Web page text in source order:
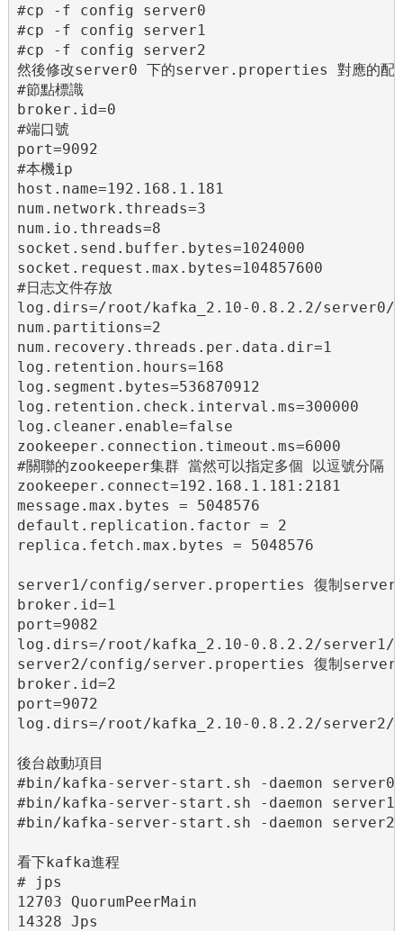
#cp -f config server0
#cp -f config server1
#cp -f config server2
然後修改server0 下的server.properties 對應的配
#節點標識
broker.id=0
#端口號
port=9092
#本機ip
host.name=192.168.1.181
num.network.threads=3
num.io.threads=8
socket.send.buffer.bytes=1024000
socket.request.max.bytes=104857600
#日志文件存放
log.dirs=/root/kafka_2.10-0.8.2.2/server0/
num.partitions=2
num.recovery.threads.per.data.dir=1
log.retention.hours=168
log.segment.bytes=536870912
log.retention.check.interval.ms=300000
log.cleaner.enable=false
zookeeper.connection.timeout.ms=6000
#關聯的zookeeper集群 當然可以指定多個 以逗號分隔
zookeeper.connect=192.168.1.181:2181
message.max.bytes = 5048576
default.replication.factor = 2
replica.fetch.max.bytes = 5048576
server1/config/server.properties 復制server0
broker.id=1
port=9082
log.dirs=/root/kafka_2.10-0.8.2.2/server1/
server2/config/server.properties 復制server0
broker.id=2
port=9072
log.dirs=/root/kafka_2.10-0.8.2.2/server2/
後台啟動項目
#bin/kafka-server-start.sh -daemon
#bin/kafka-server-start.sh -daemon
#bin/kafka-server-start.sh -daemon
看下kafka進程
# jps
12703 QuorumPeerMain
14328 Jps